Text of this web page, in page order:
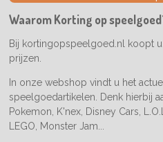
k
a
m
Waarom Korting op
Bij kortingopspeelgoed.nl koopt
prijzen.
In onze webshop vindt u het
speelgoedartikelen. Denk hierbij
Pokemon, K'nex, Disney Cars,
LEGO, Monster Jam...